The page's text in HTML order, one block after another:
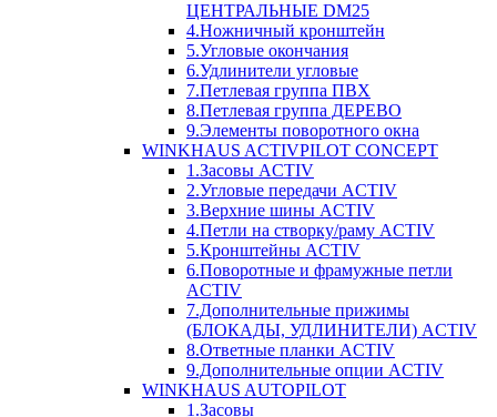
ЦЕНТРАЛЬНЫЕ DM25
4.Ножничный кронштейн
5.Угловые окончания
6.Удлинители угловые
7.Петлевая группа ПВХ
8.Петлевая группа ДЕРЕВО
9.Элементы поворотного окна
WINKHAUS ACTIVPILOT CONCEPT
1.Засовы ACTIV
2.Угловые передачи ACTIV
3.Верхние шины ACTIV
4.Петли на створку/раму ACTIV
5.Кронштейны ACTIV
6.Поворотные и фрамужные петли
ACTIV
7.Дополнительные прижимы
(БЛОКАДЫ, УДЛИНИТЕЛИ) ACTIV
8.Ответные планки ACTIV
9.Дополнительные опции ACTIV
WINKHAUS AUTOPILOT
1.Засовы